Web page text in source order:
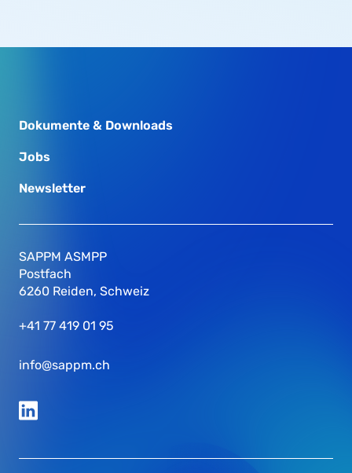
Dokumente & Downloads
Jobs
Newsletter
SAPPM ASMPP
Postfach
6260 Reiden, Schweiz
+41 77 419 01 95
info@sappm.ch